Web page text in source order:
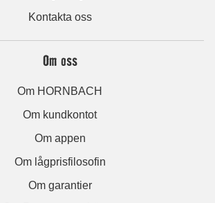
Kontakta oss
Om oss
Om HORNBACH
Om kundkontot
Om appen
Om lågprisfilosofin
Om garantier